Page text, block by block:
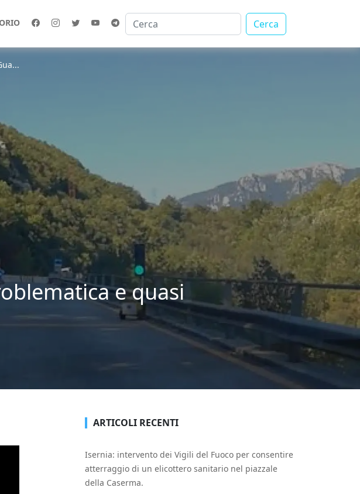
Cerca
e quasi
ARTICOLI RECENTI
Isernia: intervento dei Vigili del Fuoco per consentire
atterraggio di un elicottero sanitario nel piazzale
della Caserma.